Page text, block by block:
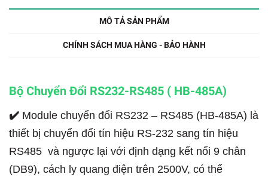
MÔ TẢ SẢN PHẨM
CHÍNH SÁCH MUA HÀNG - BẢO HÀNH
Bộ Chuyển Đổi RS232-RS485 ( HB-485A)
✔️ Module chuyển đổi RS232 – RS485 (HB-485A) là
thiết bị chuyển đổi tín hiệu RS-232 sang tín hiệu
RS485 và ngược lại với định dạng kết nối 9 chân
(DB9), cách ly quang điện trên 2500V, có thể